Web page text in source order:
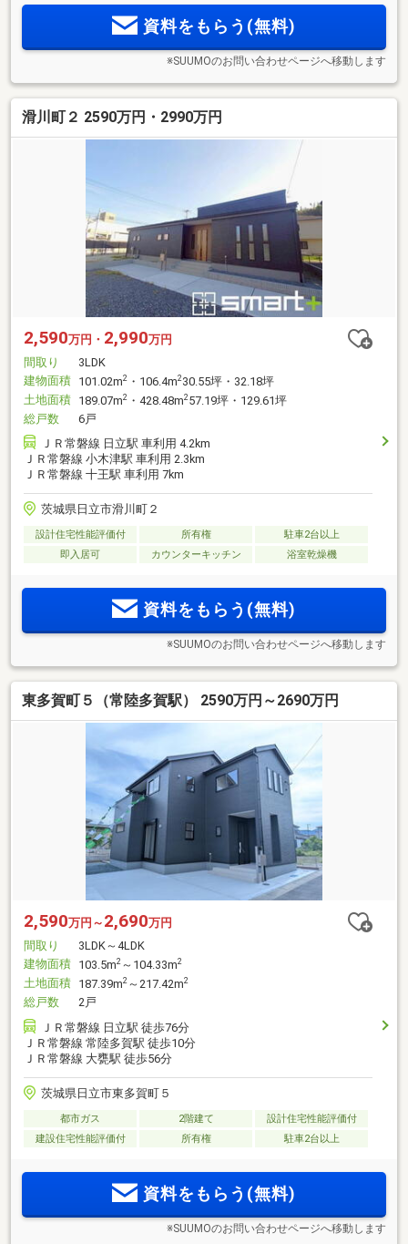
資料をもらう(無料)
※SUUMOのお問い合わせページへ移動します
滑川町２ 2590万円・2990万円
2,590万円・ 2,990万円
間取り
3LDK
建物面積 101.02m2 ・106.4m2 30.55坪・32.18坪
土地面積 189.07m2 ・428.48m2 57.19坪・129.61坪
総戸数
6戸
ＪＲ常磐線 日立駅 車利用 4.2km
ＪＲ常磐線 小木津駅 車利用 2.3km
ＪＲ常磐線 十王駅 車利用 7km
茨城県日立市滑川町２
設計住宅性能評価付 所有権
駐車2台以上
即入居可
カウンターキッチン 浴室乾燥機
資料をもらう(無料)
※SUUMOのお問い合わせページへ移動します
東多賀町５（常陸多賀駅） 2590万円～2690万円
2,590万円～ 2,690万円
間取り
3LDK～4LDK
建物面積 103.5m2 ～104.33m2
土地面積 187.39m2 ～217.42m2
総戸数
2戸
ＪＲ常磐線 日立駅 徒歩76分
ＪＲ常磐線 常陸多賀駅 徒歩10分
ＪＲ常磐線 大甕駅 徒歩56分
茨城県日立市東多賀町５
都市ガス 2階建て
設計住宅性能評価付
建設住宅性能評価付
所有権 駐車2台以上
資料をもらう(無料)
※SUUMOのお問い合わせページへ移動します